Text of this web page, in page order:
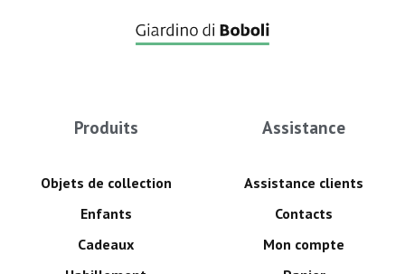
Produits
Objets de collection
Enfants
Cadeaux
Assistance
Assistance clients
Contacts
Mon compte